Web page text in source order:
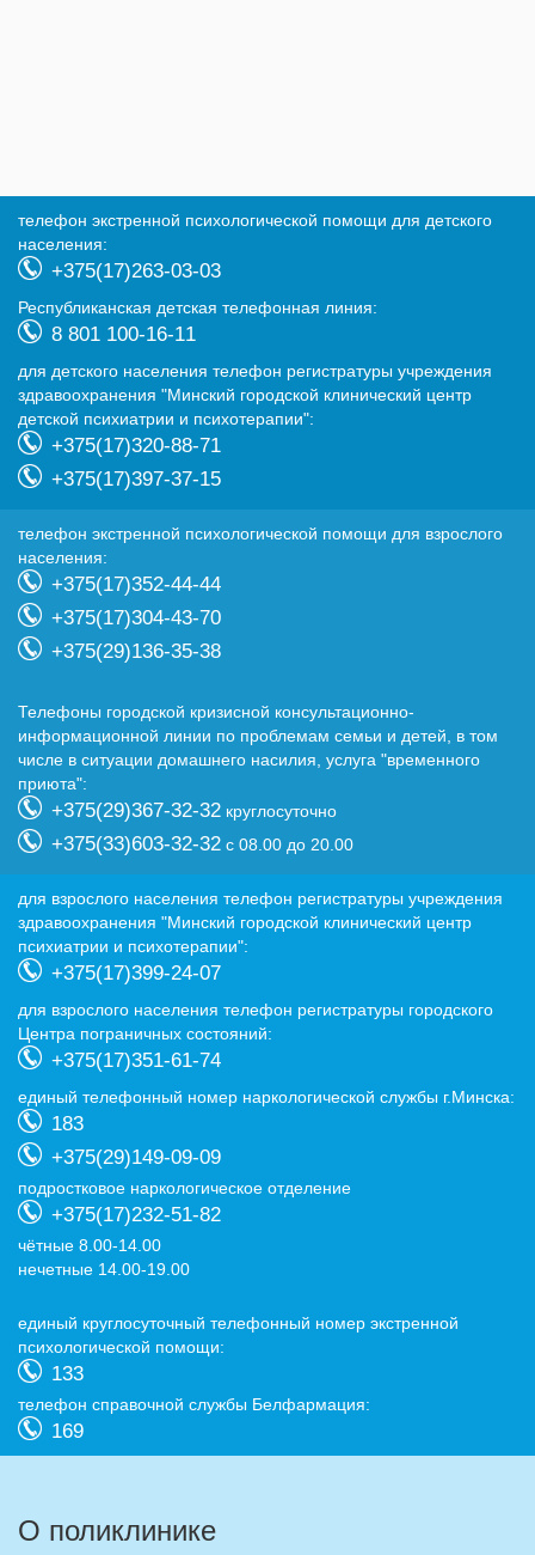
телефон экстренной психологической помощи для детского
населения:
+375(17)263-03-03
Республиканская детская телефонная линия:
8 801 100-16-11
для детского населения телефон регистратуры учреждения
здравоохранения "Минский городской клинический центр
детской психиатрии и психотерапии":
+375(17)320-88-71
+375(17)397-37-15
телефон экстренной психологической помощи для взрослого
населения:
+375(17)352-44-44
+375(17)304-43-70
+375(29)136-35-38
Телефоны городской кризисной консультационно-
информационной линии по проблемам семьи и детей, в том
числе в ситуации домашнего насилия, услуга "временного
приюта":
+375(29)367-32-32 круглосуточно
+375(33)603-32-32 с 08.00 до 20.00
для взрослого населения телефон регистратуры учреждения
здравоохранения "Минский городской клинический центр
психиатрии и психотерапии":
+375(17)399-24-07
для взрослого населения телефон регистратуры городского
Центра пограничных состояний:
+375(17)351-61-74
eдиный телефонный номер наркологической службы г.Минска:
183
+375(29)149-09-09
подростковое наркологическое отделение
+375(17)232-51-82
чётные 8.00-14.00
нечетные 14.00-19.00
eдиный круглосуточный телефонный номер экстренной
психологической помощи:
133
телефон справочной службы Белфармация:
169
О поликлинике